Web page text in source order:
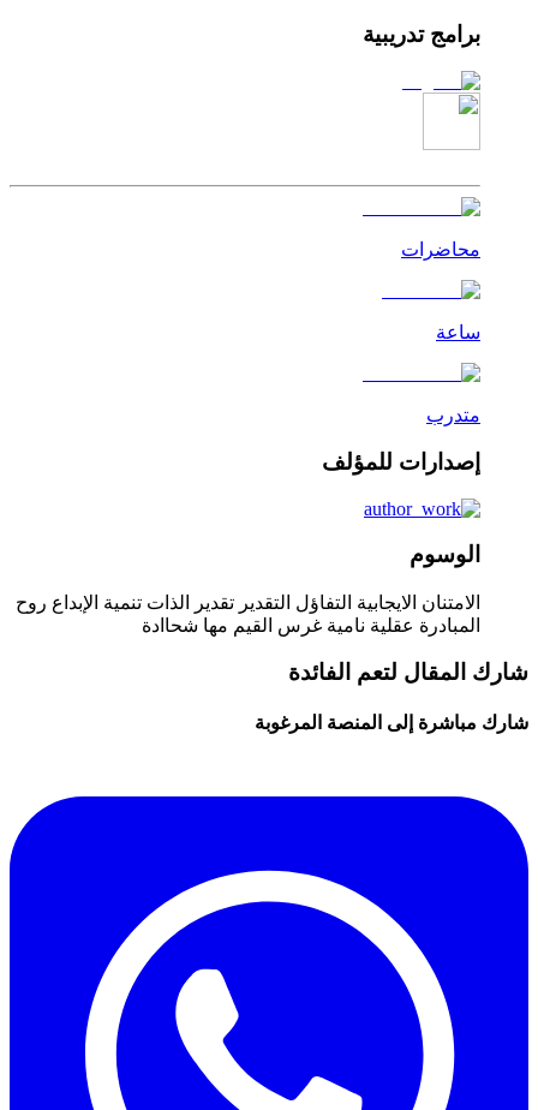
برامج تدريبية
محاضرات
ساعة
متدرب
إصدارات للمؤلف
الوسوم
الامتنان الايجابية التفاؤل التقدير تقدير الذات تنمية الإبداع روح
المبادرة عقلية نامية غرس القيم مها شحاادة
شارك المقال لتعم الفائدة
شارك مباشرة إلى المنصة المرغوبة